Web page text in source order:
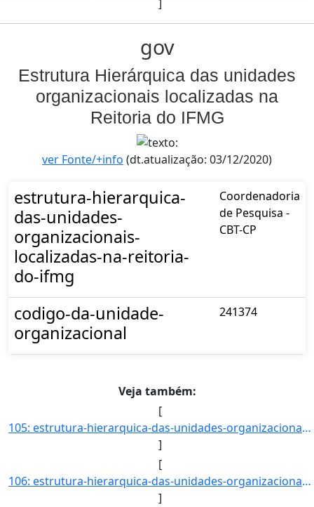
]
gov
Estrutura Hierárquica das unidades
organizacionais localizadas na
Reitoria do IFMG
ver Fonte/+info (dt.atualização: 03/12/2020)
estrutura-hierarquica-
das-unidades-
organizacionais-
localizadas-na-reitoria-
do-ifmg
Coordenadoria
de Pesquisa -
CBT-CP
codigo-da-unidade-
organizacional
241374
Veja também:
[
105: estrutura-hierarquica-das-unidades-organizacionais-localizadas-na-reitoria-do-ifmg-Coordenadoria_do_]
]
[
106: estrutura-hierarquica-das-unidades-organizacionais-localizadas-na-reitoria-do-ifmg-Campus_Congonhas_]
]